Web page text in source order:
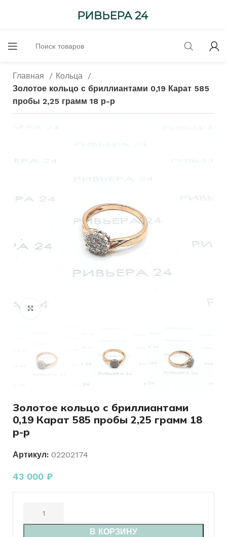
Главная
Кольца
Золотое кольцо с бриллиантами 0,19 Карат 585
пробы 2,25 грамм 18 р-р
Нажмите, чтобы увеличить
Золотое кольцо с бриллиантами
0,19 Карат 585 пробы 2,25 грамм 18
р-р
Артикул: 02202174
43 000 ₽
В КОРЗИНУ